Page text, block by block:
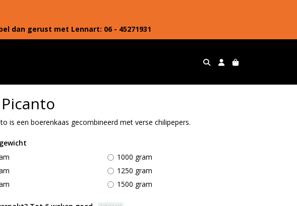
dan gerust met Lennart: 06 - 45271931
is een boerenkaas gecombineerd met verse chilipepers.
Kies een gewicht
1000 gram
1250 gram
1500 gram